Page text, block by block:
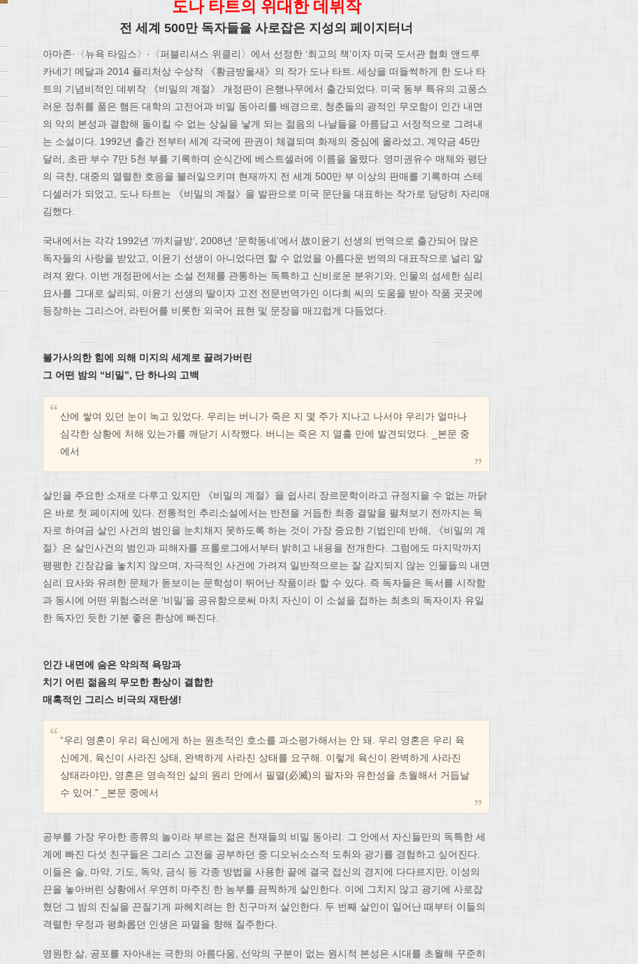
도나 타트의 위대한 데뷔작
전 세계 500만 독자들을 사로잡은 지성의 페이지터너
아마존·〈뉴욕 타임스〉·〈퍼블리셔스 위클리〉에서 선정한 ‘최고의 책’이자 미국 도서관 협회 앤드루
카네기 메달과 2014 퓰리처상 수상작 《황금방울새》의 작가 도나 타트. 세상을 떠들썩하게 한 도나 타
트의 기념비적인 데뷔작 《비밀의 계절》 개정판이 은행나무에서 출간되었다. 미국 동부 특유의 고풍스
러운 정취를 품은 햄든 대학의 고전어과 비밀 동아리를 배경으로, 청춘들의 광적인 무모함이 인간 내면
의 악의 본성과 결합해 돌이킬 수 없는 상실을 낳게 되는 젊음의 나날들을 아름답고 서정적으로 그려내
는 소설이다. 1992년 출간 전부터 세계 각국에 판권이 체결되며 화제의 중심에 올라섰고, 계약금 45만
달러, 초판 부수 7만 5천 부를 기록하며 순식간에 베스트셀러에 이름을 올렸다. 영미권유수 매체와 평단
의 극찬, 대중의 열렬한 호응을 불러일으키며 현재까지 전 세계 500만 부 이상의 판매를 기록하며 스테
디셀러가 되었고, 도나 타트는 《비밀의 계절》을 발판으로 미국 문단을 대표하는 작가로 당당히 자리매
김했다.
국내에서는 각각 1992년 ‘까치글방’, 2008년 ‘문학동네’에서 故이윤기 선생의 번역으로 출간되어 많은
독자들의 사랑을 받았고, 이윤기 선생이 아니었다면 할 수 없었을 아름다운 번역의 대표작으로 널리 알
려져 왔다. 이번 개정판에서는 소설 전체를 관통하는 독특하고 신비로운 분위기와, 인물의 섬세한 심리
묘사를 그대로 살리되, 이윤기 선생의 딸이자 고전 전문번역가인 이다희 씨의 도움을 받아 작품 곳곳에
등장하는 그리스어, 라틴어를 비롯한 외국어 표현 및 문장을 매끄럽게 다듬었다.
불가사의한 힘에 의해 미지의 세계로 끌려가버린
그 어떤 밤의 “비밀 ”, 단 하나의 고백
산에 쌓여 있던 눈이 녹고 있었다. 우리는 버니가 죽은 지 몇 주가 지나고 나서야 우리가 얼마나
심각한 상황에 처해 있는가를 깨닫기 시작했다. 버니는 죽은 지 열흘 만에 발견되었다. _본문 중
에서
살인을 주요한 소재로 다루고 있지만 《비밀의 계절》을 쉽사리 장르문학이라고 규정지을 수 없는 까닭
은 바로 첫 페이지에 있다. 전통적인 추리소설에서는 반전을 거듭한 최종 결말을 펼쳐보기 전까지는 독
자로 하여금 살인 사건의 범인을 눈치채지 못하도록 하는 것이 가장 중요한 기법인데 반해, 《비밀의 계
절》은 살인사건의 범인과 피해자를 프롤로그에서부터 밝히고 내용을 전개한다. 그럼에도 마지막까지
팽팽한 긴장감을 놓치지 않으며, 자극적인 사건에 가려져 일반적으로는 잘 감지되지 않는 인물들의 내면
심리 묘사와 유려한 문체가 돋보이는 문학성이 뛰어난 작품이라 할 수 있다. 즉 독자들은 독서를 시작함
과 동시에 어떤 위험스러운 ‘비밀’을 공유함으로써 마치 자신이 이 소설을 접하는 최초의 독자이자 유일
한 독자인 듯한 기분 좋은 환상에 빠진다.
인간 내면에 숨은 악의적 욕망과
치기 어린 젊음의 무모한 환상이 결합한
매혹적인 그리스 비극의 재탄생!
“우리 영혼이 우리 육신에게 하는 원초적인 호소를 과소평가해서는 안 돼. 우리 영혼은 우리 육
신에게, 육신이 사라진 상태, 완벽하게 사라진 상태를 요구해. 이렇게 육신이 완벽하게 사라진
상태라야만, 영혼은 영속적인 삶의 원리 안에서 필멸(必滅)의 팔자와 유한성을 초월해서 거듭날
수 있어.” _본문 중에서
공부를 가장 우아한 종류의 놀이라 부르는 젊은 천재들의 비밀 동아리. 그 안에서 자신들만의 독특한 세
계에 빠진 다섯 친구들은 그리스 고전을 공부하던 중 디오뉘소스적 도취와 광기를 경험하고 싶어진다.
이들은 술, 마약, 기도, 독약, 금식 등 각종 방법을 사용한 끝에 결국 접신의 경지에 다다르지만, 이성의
끈을 놓아버린 상황에서 우연히 마주친 한 농부를 끔찍하게 살인한다. 이에 그치지 않고 광기에 사로잡
혔던 그 밤의 진실을 끈질기게 파헤치려는 한 친구마저 살인한다. 두 번째 살인이 일어난 때부터 이들의
격렬한 우정과 평화롭던 인생은 파멸을 향해 질주한다.
영원한 삶, 공포를 자아내는 극한의 아름다움, 선악의 구분이 없는 원시적 본성은 시대를 초월해 꾸준히